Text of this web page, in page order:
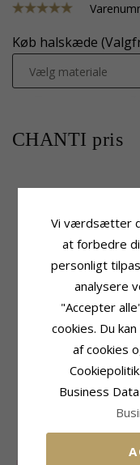
Køb halskæde
Vælg materiale
CHANTI pris
Blomster
Perle
Vedhæng:Vedhæng
Sølv
Blank
Højde Ekskl. Øsken: 17,8
Bredde:15,7 mm
MEST
Vi værdsætter
at forbedre
personligt
analysere
"Accepter
cookies. Du
af cookies
Cookiepolitik.
Business